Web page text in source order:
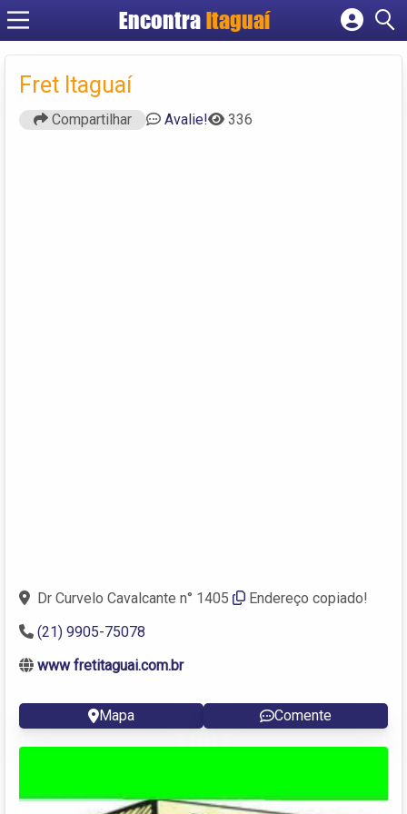
EncontraItaguaí
Cadastrar empresa
Fret Itaguaí
Compartilhar Avalie! 336
Dr Curvelo Cavalcante n° 1405
Endereço copiado!
(21) 9905-75078
www fretitaguai.com.br
Mapa Comente